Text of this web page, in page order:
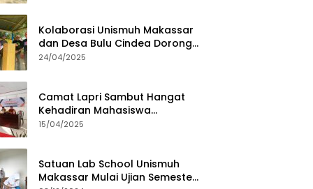
Kolaborasi Unismuh Makassar
dan Desa Bulu Cindea Dorong
Sentra Garam Industri
24/04/2025
Camat Lapri Sambut Hangat
Kehadiran Mahasiswa
PoltekMu
15/04/2025
Satuan Lab School Unismuh
Makassar Mulai Ujian Semester,